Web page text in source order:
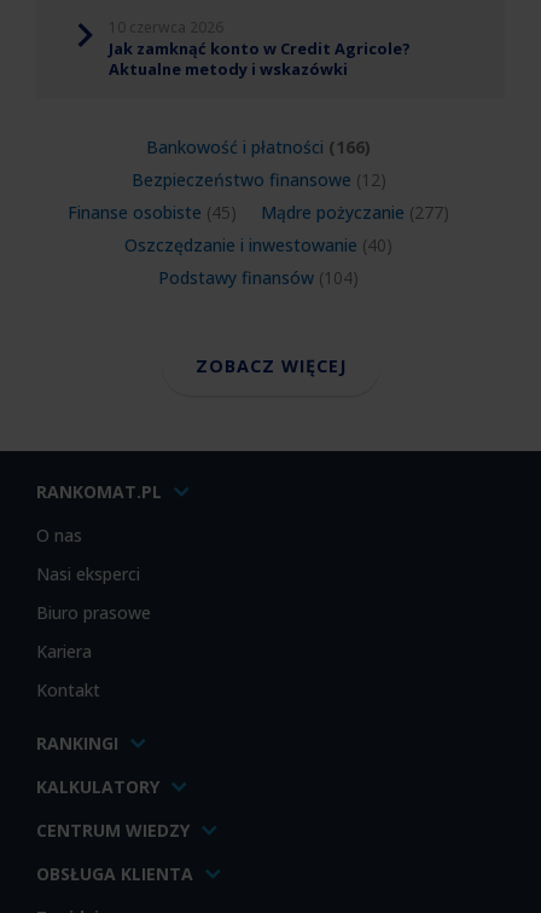
Jak zamknąć konto w Credit Agricole?
Aktualne metody i wskazówki
Bankowość i płatności (166)
Bezpieczeństwo finansowe (12)
Finanse osobiste (45) Mądre pożyczanie (277)
Oszczędzanie i inwestowanie (40)
Podstawy finansów (104)
ZOBACZ WIĘCEJ
RANKOMAT.PL
O nas
Nasi eksperci
Biuro prasowe
Kariera
Kontakt
RANKINGI
KALKULATORY
CENTRUM WIEDZY
OBSŁUGA KLIENTA